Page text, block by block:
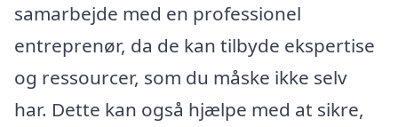
samarbejde med en professionel
entreprenør, da de kan tilbyde ekspertise
og ressourcer, som du måske ikke selv
har. Dette kan også hjælpe med at sikre,